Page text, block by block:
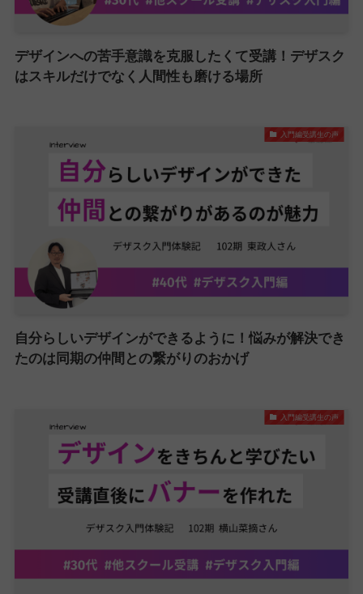
デザインへの苦手意識を克服したくて受講！デザスク
はスキルだけでなく人間性も磨ける場所
入門編受講生の声
自分らしいデザインができるように！悩みが解決でき
たのは同期の仲間との繋がりのおかげ
入門編受講生の声